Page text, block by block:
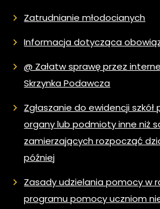
Zatrudnianie młodocianych
Informacja dotycząca
@ Załatw sprawę przez
Skrzynka Podawcza
Zgłaszanie do ewidencji
organy lub podmioty inne niż
zamierzających rozpocząć
później
Zasady udzielania pomocy w
programu pomocy uczniom